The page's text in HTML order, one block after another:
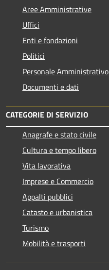
Aree Amministrative
Uffici
Enti e fondazioni
Politici
Personale Amministrativo
Documenti e dati
CATEGORIE DI SERVIZIO
Anagrafe e stato civile
Cultura e tempo libero
Vita lavorativa
Imprese e Commercio
Appalti pubblici
Catasto e urbanistica
Turismo
Mobilità e trasporti